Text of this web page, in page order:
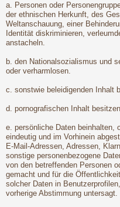
a. Personen oder
der ethnischen Herkunft, des
Weltanschauung, einer
Identität diskriminieren,
anstacheln.
b. den Nationalsozialismus und
oder verharmlosen.
c. sonstwie beleidigenden Inhalt
d. pornografischen Inhalt besitzen.
e. persönliche Daten beinhalten,
eindeutig und im Vorhinein
E-Mail-Adressen, Adressen,
sonstige personenbezogene
von den betreffenden Personen
gemacht und für die
solcher Daten in
vorherige Abstimmung untersagt.